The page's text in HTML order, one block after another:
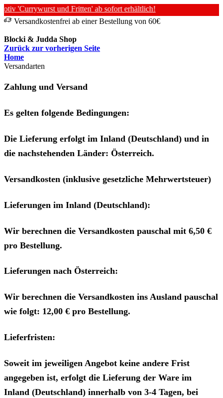
'Currywurst und Fritten' ab sofort erhältlich!
Versandkostenfrei ab einer Bestellung von 60€
Blocki & Judda Shop
Zurück zur vorherigen Seite
Home
Versandarten
Zahlung und Versand
Es gelten folgende Bedingungen:
Die Lieferung erfolgt im Inland (Deutschland) und in
die nachstehenden Länder: Österreich.
Versandkosten (inklusive gesetzliche Mehrwertsteuer)
Lieferungen im Inland (Deutschland):
Wir berechnen die Versandkosten pauschal mit 6,50 €
pro Bestellung.
Lieferungen nach Österreich:
Wir berechnen die Versandkosten ins Ausland pauschal
wie folgt: 12,00 € pro Bestellung.
Lieferfristen:
Soweit im jeweiligen Angebot keine andere Frist
angegeben ist, erfolgt die Lieferung der Ware im
Inland (Deutschland) innerhalb von 3-4 Tagen, bei